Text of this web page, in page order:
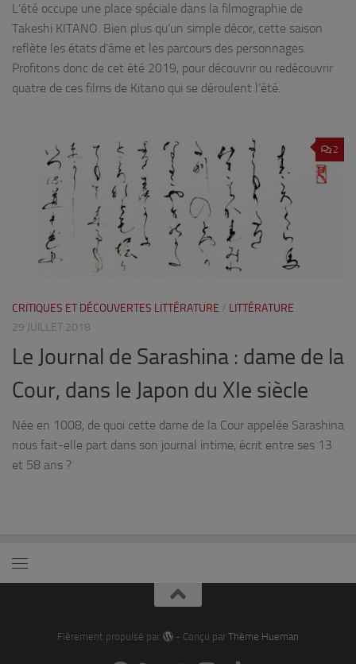
L’été occupe une place spéciale dans la filmographie de
Takeshi KITANO. Bien plus qu’un simple décor, cette saison
reflète les états d’âme et les parcours des personnages.
Profitons donc de cet été 2019, pour découvrir ou redécouvrir
quatre de ces films de Kitano qui se déroulent l’été.
2
CRITIQUES ET DÉCOUVERTES LITTÉRATURE / LITTÉRATURE
29 JUILLET 2018
Le Journal de Sarashina : dame de la
Cour, dans le Japon du XIe siècle
Née en 1008, de quoi cette dame de la Cour appelée Sarashina
nous fait-elle part dans son journal intime, écrit entre ses 13
et 58 ans ?
Fièrement propulsé par - Conçu par Thème Hueman